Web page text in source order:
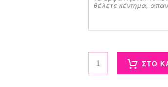
Πετσέτα Θαλάσσης -
ΣΤΟ